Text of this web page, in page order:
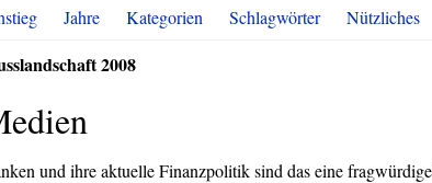
Jahre Kategorien Schlagwörter Nützliches
2008
und ihre aktuelle Finanzpolitik sind das eine